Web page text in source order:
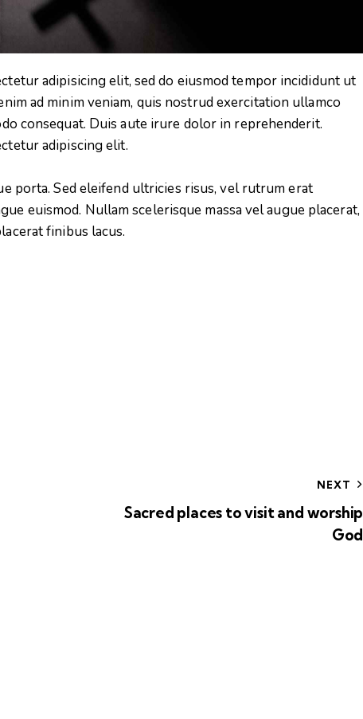
adipisicing elit, sed do eiusmod tempor incididunt ut
ad minim veniam, quis nostrud exercitation ullamco
consequat. Duis aute irure dolor in reprehenderit.
adipiscing elit.
porta. Sed eleifend ultricies risus, vel rutrum erat
euismod. Nullam scelerisque massa vel augue placerat,
finibus lacus.
NEXT
Sacred places to visit and worship
God